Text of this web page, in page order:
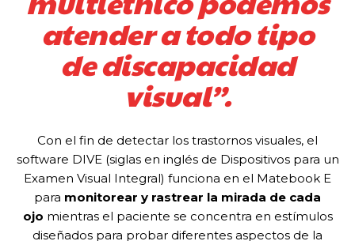
atender a todo tipo
de discapacidad
visual”.
Con el fin de detectar los trastornos visuales, el
software DIVE (siglas en inglés de Dispositivos para un
Examen Visual Integral) funciona en el Matebook E
para monitorear y rastrear la mirada de cada
ojo mientras el paciente se concentra en estímulos
diseñados para probar diferentes aspectos de la